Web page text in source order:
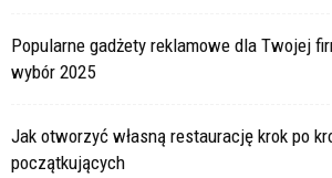
Popularne gadżety reklamowe dla Twojej
wybór 2025
Jak otworzyć własną restaurację krok po
początkujących